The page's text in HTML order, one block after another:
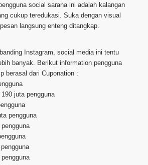
social sarana ini adalah kalangan
cukup teredukasi. Suka dengan visual
langsung enteng ditangkap.
Instagram, social media ini tentu
banyak. Berikut information pengguna
berasal dari Cuponation :
juta pengguna
pengguna